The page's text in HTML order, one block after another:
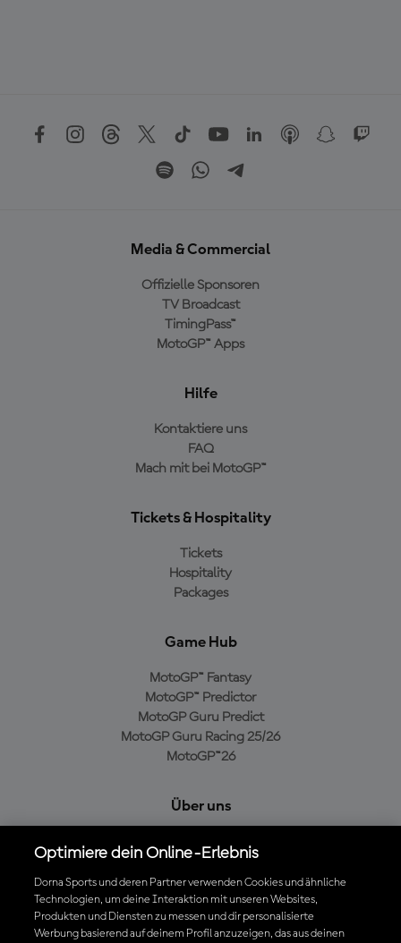
Media & Commercial
Offizielle Sponsoren
TV Broadcast
TimingPass™
MotoGP™ Apps
Hilfe
Kontaktiere uns
FAQ
Mach mit bei MotoGP™
Tickets & Hospitality
Tickets
Hospitality
Packages
Game Hub
MotoGP™ Fantasy
MotoGP™ Predictor
MotoGP Guru Predict
MotoGP Guru Racing 25/26
MotoGP™26
Über uns
Cookie-Richtlinien
Geschäftsbedingungen
Datenschutzrichtlinien
Kaufrichtlinie
Optimiere dein Online-Erlebnis
Dorna Sports und deren Partner verwenden Cookies und ähnliche
Technologien, um deine Interaktion mit unseren Websites,
Produkten und Diensten zu messen und dir personalisierte
Werbung basierend auf deinem Profil anzuzeigen, das aus deinen